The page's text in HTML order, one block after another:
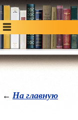
← На главную